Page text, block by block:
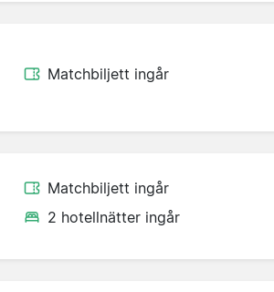
Matchbiljett ingår
Matchbiljett ingår
2 hotellnätter ingår